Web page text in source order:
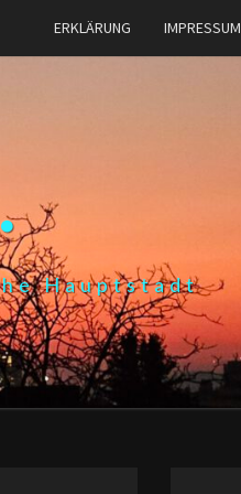
ERKLÄRUNG IMPRESSUM
Hauptstadt